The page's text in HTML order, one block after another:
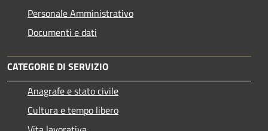
Personale Amministrativo
Documenti e dati
CATEGORIE DI SERVIZIO
Anagrafe e stato civile
Cultura e tempo libero